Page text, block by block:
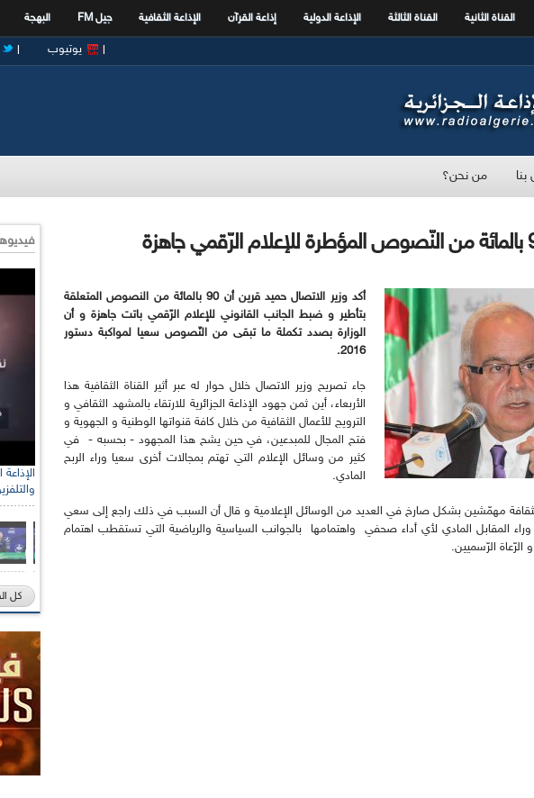
القناة الثانية القناة الثالثة الإذاعة الدولية إذاعة القرآن الإذاعة الثقافية جيل FM البهجة
يوتيوب
من نحن؟
أكد وزير الاتصال حميد قرين أن 90 بالمائة من النصوص المتعلقة
بتأطير و ضبط الجانب القانوني للإعلام الرّقمي باتت جاهزة و أن
الوزارة بصدد تكملة ما تبقى من النّصوص سعيا لمواكبة دستور
2016.
جاء تصريح وزير الاتصال خلال حوار له عبر أثير القناة الثقافية هذا
الأربعاء، أين ثمن جهود الإذاعة الجزائرية للارتقاء بالمشهد الثقافي و
الترويج للأعمال الثقافية من خلال كافة قنواتها الوطنية و الجهوية و
فتح المجال للمبدعين، في حين يشح هذا المجهود - بحسبه - في
كثير من وسائل الإعلام التي تهتم بمجالات أخرى سعيا وراء الربح
المادي.
مهمّشين بشكل صارخ في العديد من الوسائل الإعلامية و قال أن السبب في ذلك راجع إلى سعي
المقابل المادي لأي أداء صحفي واهتمامها بالجوانب السياسية والرياضية التي تستقطب اهتمام
الرّعاة الرّسميين.
كل